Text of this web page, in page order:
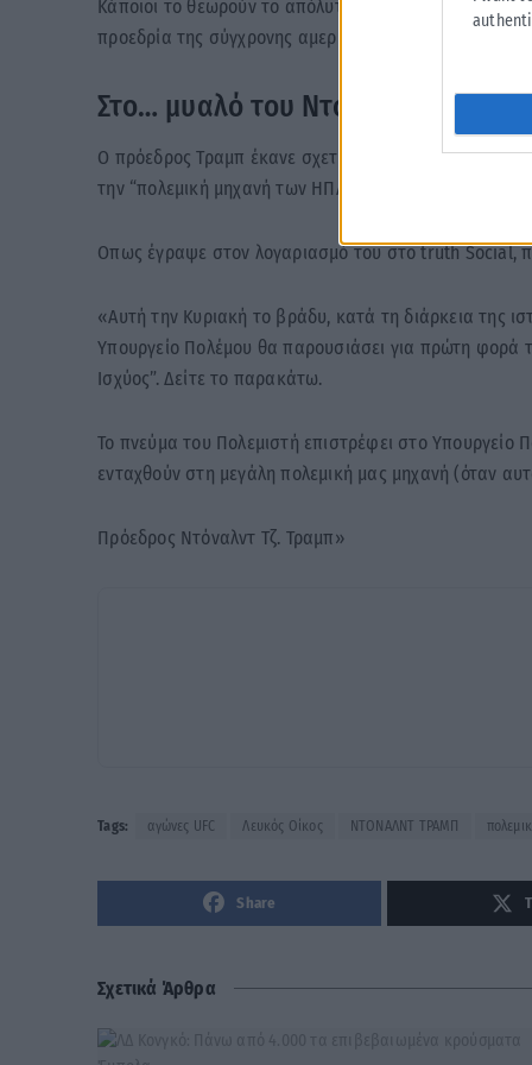
Κάποιοι το θεωρούν το απόλυτο σύμβολο της εποχής
προεδρία της σύγχρονης αμερικανικής ιστορίας.
Στο… μυαλό του Ντόναλντ Τραμπ
Ο πρόεδρος Τραμπ έκανε σχετική ανάρτηση για την
την “πολεμική μηχανή των ΗΠΑ”.
Οπως έγραψε στον λογαριασμό του στο truth Social,
«Αυτή την Κυριακή το βράδυ, κατά τη διάρκεια της
Υπουργείο Πολέμου θα παρουσιάσει για πρώτη φορά
Ισχύος”. Δείτε το παρακάτω.
Το πνεύμα του Πολεμιστή επιστρέφει στο Υπουργείο
ενταχθούν στη μεγάλη πολεμική μας μηχανή (όταν
Πρόεδρος Ντόναλντ Τζ. Τραμπ»
Tags: αγώνες UFC Λευκός Οίκος ΝΤΟΝΑΛΝΤ ΤΡΑΜΠ
Share
Σχετικά Άρθρα